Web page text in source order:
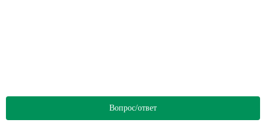
Вопрос/ответ